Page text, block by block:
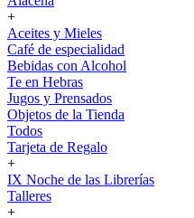
+
Aceites y Mieles
Café de especialidad
Bebidas con Alcohol
Te en Hebras
Jugos y Prensados
Objetos de la Tienda
Todos
Tarjeta de Regalo
+
IX Noche de las Librerías
Talleres
+